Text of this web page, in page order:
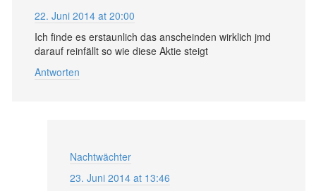
22. Juni 2014 at 20:00
Ich finde es erstaunlich das anscheinden wirklich jmd
darauf reinfällt so wie diese Aktie steigt
Antworten
Nachtwächter
23. Juni 2014 at 13:46